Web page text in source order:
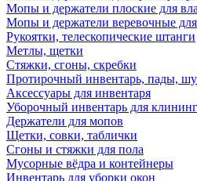
Мопы и держатели плоские для
Мопы и держатели веревочные
Рукоятки, телескопические штанги
Метлы, щетки
Стяжки, сгоны, скребки
Протирочный инвентарь, пады,
Аксессуары для инвентаря
Уборочный инвентарь для
Держатели для мопов
Щетки, совки, таблички
Сгоны и стяжки для пола
Мусорные вёдра и контейнеры
Инвентарь для уборки окон